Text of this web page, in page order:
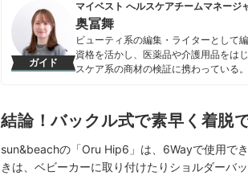
ガイド
マイベスト へルスケアチームマネージ
奥冨舞
ビューティ系の編集・ライターとして
資格を活かし、医薬品や介護用品をは
スケア系の商材の検証に携わっている。
結論！バックル式で素早く着脱
sun&beachの「Oru Hip6」は、6Wayで使用で
きは、ベビーカーに取り付けたりショルダーバ